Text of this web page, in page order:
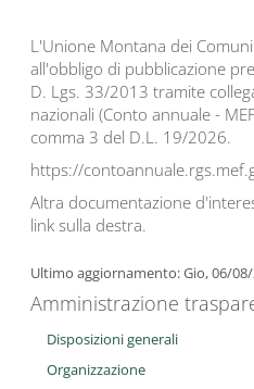
L'Unione Montana dei
all'obbligo di pubblicazione
D. Lgs. 33/2013 tramite
nazionali (Conto annuale -
comma 3 del D.L. 19/2026.
https://
Altra documentazione
link sulla destra.
Ultimo aggiornamento: Gio, 06/08/
Amministrazione
Disposizioni generali
Organizzazione